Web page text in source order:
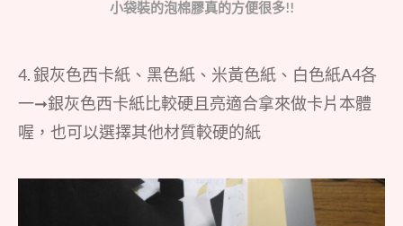
小袋裝的泡棉膠真的方便很多!!
4. 銀灰色西卡紙、黑色紙、米黃色紙、白色紙A4各
一➞銀灰色西卡紙比較硬且亮適合拿來做卡片本體
喔，也可以選擇其他材質較硬的紙